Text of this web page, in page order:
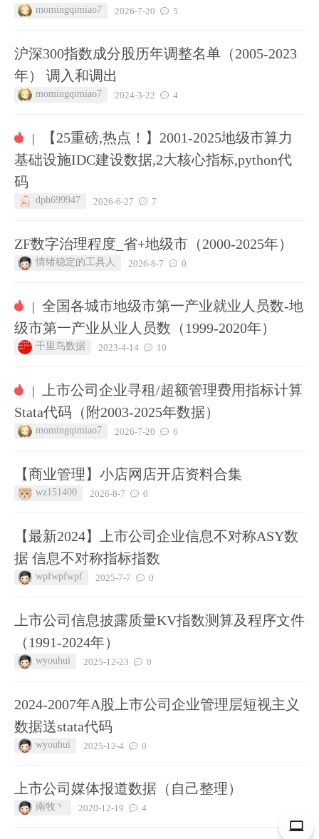
momingqimiao7 2026-7-20 5
沪深300指数成分股历年调整名单（2005-2023
年） 调入和调出
momingqimiao7 2024-3-22 4
|
【25重磅,热点！】2001-2025地级市算力
基础设施IDC建设数据,2大核心指标,python代
码
dph699947 2026-6-27 7
ZF数字治理程度_省+地级市（2000-2025年）
情绪稳定的工具人 2026-8-7 0
| 全国各城市地级市第一产业就业人员数-地
级市第一产业从业人员数（1999-2020年）
千里鸟数据 2023-4-14 10
|
上市公司企业寻租/超额管理费用指标计算
Stata代码（附2003-2025年数据）
momingqimiao7 2026-7-20 6
【商业管理】小店网店开店资料合集
wz151400 2026-8-7 0
【最新2024】上市公司企业信息不对称ASY数
据 信息不对称指标指数
wpfwpfwpf 2025-7-7 0
上市公司信息披露质量KV指数测算及程序文件
（1991-2024年）
wyouhui 2025-12-23 0
2024-2007年A股上市公司企业管理层短视主义
数据送stata代码
wyouhui 2025-12-4 0
上市公司媒体报道数据（自己整理）
南牧丶 2020-12-19 4